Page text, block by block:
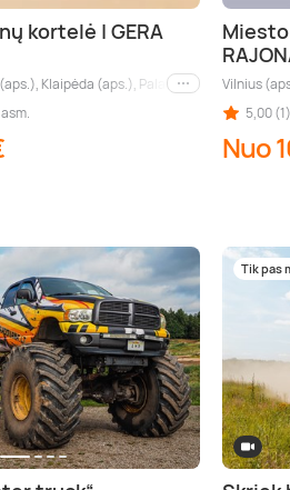
kortelė | GERA
Klaipėda (aps.), Palanga (aps.), Nida
Kiti miestai
Vilnius
5,00 (1)
Nuo
Tik pas